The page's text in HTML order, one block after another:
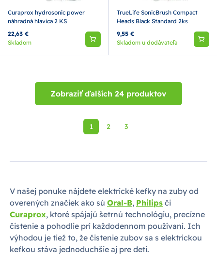
Curaprox hydrosonic power
náhradná hlavica 2 KS
22,63 €
Skladom
TrueLife SonicBrush Compact
Heads Black Standard 2ks
9,55 €
Skladom u dodávateľa
Zobraziť ďalších 24 produktov
1 2 3
V našej ponuke nájdete elektrické kefky na zuby od
overených značiek ako sú Oral-B, Philips či
Curaprox, ktoré spájajú šetrnú technológiu, precízne
čistenie a pohodlie pri každodennom používaní. Ich
výhodou je tiež to, že čistenie zubov sa s elektrickou
kefkou stáva jednoduchšie aj pre deti.